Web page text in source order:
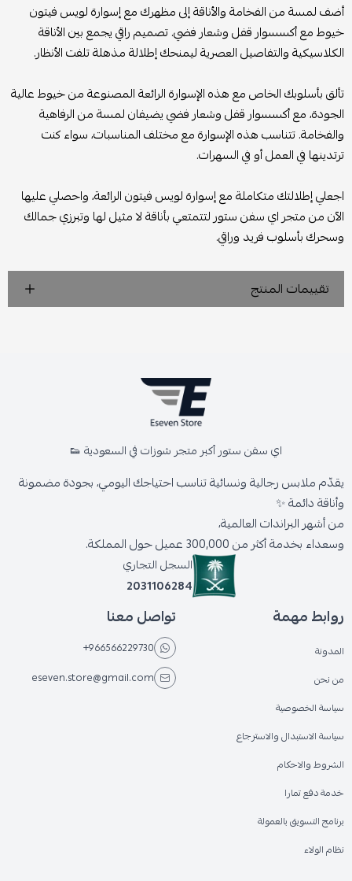
أضف لمسة من الفخامة والأناقة إلى مظهرك مع إسوارة لويس فيتون
خيوط مع أكسسوار قفل وشعار فضي. تصميم راقي يجمع بين الأناقة
الكلاسيكية والتفاصيل العصرية ليمنحك إطلالة مذهلة تلفت الأنظار.
تألق بأسلوبك الخاص مع هذه الإسوارة الرائعة المصنوعة من خيوط عالية
الجودة، مع أكسسوار قفل وشعار فضي يضيفان لمسة من الرفاهية
والفخامة. تتناسب هذه الإسوارة مع مختلف المناسبات، سواء كنت
ترتدينها في العمل أو في السهرات.
اجعلي إطلالتك متكاملة مع إسوارة لويس فيتون الرائعة، واحصلي عليها
الآن من متجر اي سفن ستور لتتمتعي بأناقة لا مثيل لها وتبرزي جمالك
وسحرك بأسلوب فريد وراقي.
تقييمات المنتج
اي سفن ستور أكبر متجر شوزات في السعودية 👟
يقدّم ملابس رجالية ونسائية تناسب احتياجك اليومي، بجودة مضمونة
وأناقة دائمة ✨
من أشهر البراندات العالمية،
وسعداء بخدمة أكثر من 300,000 عميل حول المملكة.
السجل التجاري
2031106284
روابط مهمة
المدونة
من نحن
سياسة الخصوصية
سياسة الاستبدال والاسترجاع
الشروط والاحكام
خدمة دفع تمارا
برنامج التسويق بالعمولة
نظام الولاء
تواصل معنا
+966566229730
eseven.store@gmail.com